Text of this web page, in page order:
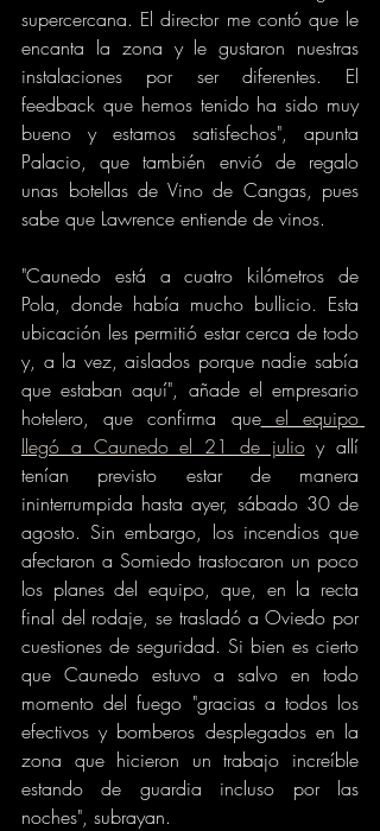
supercercana. El director me contó que le
encanta la zona y le gustaron nuestras
instalaciones por ser diferentes. El
feedback que hemos tenido ha sido muy
bueno y estamos satisfechos", apunta
Palacio, que también envió de regalo
unas botellas de Vino de Cangas, pues
sabe que Lawrence entiende de vinos.
"Caunedo está a cuatro kilómetros de
Pola, donde había mucho bullicio. Esta
ubicación les permitió estar cerca de todo
y, a la vez, aislados porque nadie sabía
que estaban aquí", añade el empresario
hotelero, que confirma que el equipo
llegó a Caunedo el 21 de julio y allí
tenían previsto estar de manera
ininterrumpida hasta ayer, sábado 30 de
agosto. Sin embargo, los incendios que
afectaron a Somiedo trastocaron un poco
los planes del equipo, que, en la recta
final del rodaje, se trasladó a Oviedo por
cuestiones de seguridad. Si bien es cierto
que Caunedo estuvo a salvo en todo
momento del fuego "gracias a todos los
efectivos y bomberos desplegados en la
zona que hicieron un trabajo increíble
estando de guardia incluso por las
noches", subrayan.